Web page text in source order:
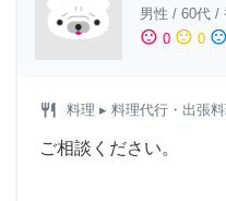
男性 / 60代 /
sentiment_satisfied 0 sentiment_neutral 0 sentiment_dissatisfied
restaurant 料理 ▸ 料理代行・出張
ご相談ください。